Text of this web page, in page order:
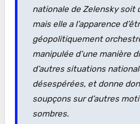
nationale de Zelensky soit
mais elle a l’apparence
géopolitiquement
manipulée d’une manière
d’autres situations
désespérées, et donne
soupçons sur d’autres
sombres.